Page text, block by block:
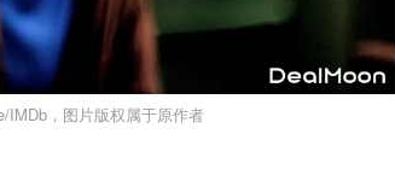
IMDb，图片版权属于原作者